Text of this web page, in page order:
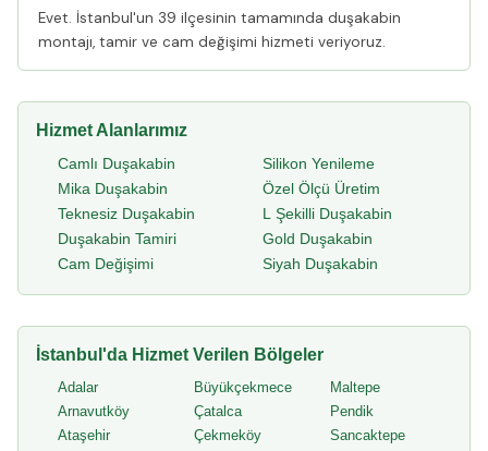
Evet. İstanbul'un 39 ilçesinin tamamında duşakabin
montajı, tamir ve cam değişimi hizmeti veriyoruz.
Hizmet Alanlarımız
Camlı Duşakabin
Mika Duşakabin
Teknesiz Duşakabin
Duşakabin Tamiri
Cam Değişimi
Silikon Yenileme
Özel Ölçü Üretim
L Şekilli Duşakabin
Gold Duşakabin
Siyah Duşakabin
İstanbul'da Hizmet Verilen Bölgeler
Adalar
Arnavutköy
Ataşehir
Büyükçekmece
Çatalca
Çekmeköy
Maltepe
Pendik
Sancaktepe